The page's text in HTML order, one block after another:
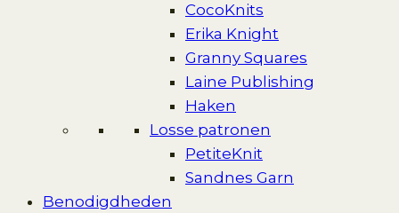
CocoKnits
Erika Knight
Granny Squares
Laine Publishing
Haken
Losse patronen
PetiteKnit
Sandnes Garn
Benodigdheden